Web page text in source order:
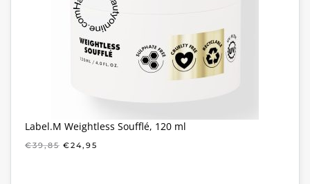
Label.M Weightless Soufflé, 120 ml
€39,85 OORSPRONKELIJKE
€24,95